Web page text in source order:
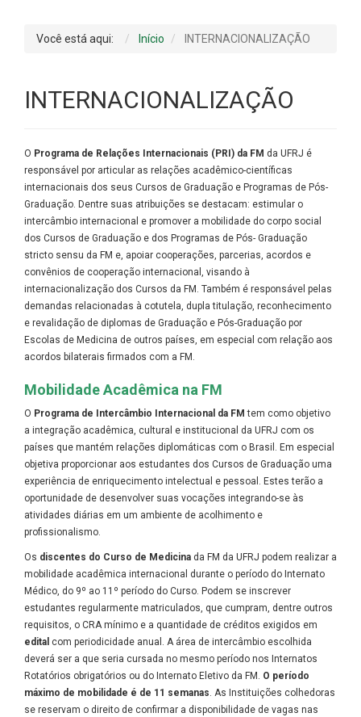
Você está aqui: Início INTERNACIONALIZAÇÃO
INTERNACIONALIZAÇÃO
O Programa de Relações Internacionais (PRI) da FM da UFRJ é
responsável por articular as relações acadêmico-científicas
internacionais dos seus Cursos de Graduação e Programas de Pós-
Graduação. Dentre suas atribuições se destacam: estimular o
intercâmbio internacional e promover a mobilidade do corpo social
dos Cursos de Graduação e dos Programas de Pós- Graduação
stricto sensu da FM e, apoiar cooperações, parcerias, acordos e
convênios de cooperação internacional, visando à
internacionalização dos Cursos da FM. Também é responsável pelas
demandas relacionadas à cotutela, dupla titulação, reconhecimento
e revalidação de diplomas de Graduação e Pós-Graduação por
Escolas de Medicina de outros países, em especial com relação aos
acordos bilaterais firmados com a FM.
Mobilidade Acadêmica na FM
O Programa de Intercâmbio Internacional da FM tem como objetivo
a integração acadêmica, cultural e institucional da UFRJ com os
países que mantém relações diplomáticas com o Brasil. Em especial
objetiva proporcionar aos estudantes dos Cursos de Graduação uma
experiência de enriquecimento intelectual e pessoal. Estes terão a
oportunidade de desenvolver suas vocações integrando-se às
atividades diárias em um ambiente de acolhimento e
profissionalismo.
Os discentes do Curso de Medicina da FM da UFRJ podem realizar a
mobilidade acadêmica internacional durante o período do Internato
Médico, do 9º ao 11º período do Curso. Podem se inscrever
estudantes regularmente matriculados, que cumpram, dentre outros
requisitos, o CRA mínimo e a quantidade de créditos exigidos em
edital com periodicidade anual. A área de intercâmbio escolhida
deverá ser a que seria cursada no mesmo período nos Internatos
Rotatórios obrigatórios ou do Internato Eletivo da FM. O período
máximo de mobilidade é de 11 semanas. As Instituições colhedoras
se reservam o direito de confirmar a disponibilidade de vagas nas